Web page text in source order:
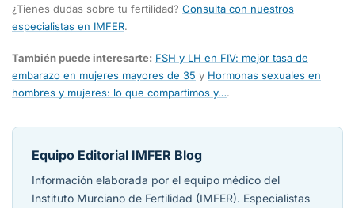
¿Tienes dudas sobre tu fertilidad? Consulta con nuestros
especialistas en IMFER.
También puede interesarte: FSH y LH en FIV: mejor tasa de
embarazo en mujeres mayores de 35 y Hormonas sexuales en
hombres y mujeres: lo que compartimos y….
Equipo Editorial IMFER Blog
Información elaborada por el equipo médico del
Instituto Murciano de Fertilidad (IMFER). Especialistas